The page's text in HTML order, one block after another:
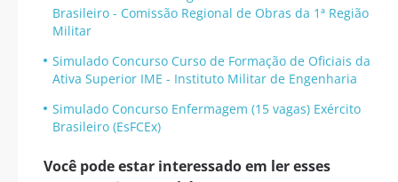
Brasileiro - Comissão Regional de Obras da 1ª Região
Militar
Simulado Concurso Curso de Formação de Oficiais da
Ativa Superior IME - Instituto Militar de Engenharia
Simulado Concurso Enfermagem (15 vagas) Exército
Brasileiro (EsFCEx)
Você pode estar interessado em ler esses